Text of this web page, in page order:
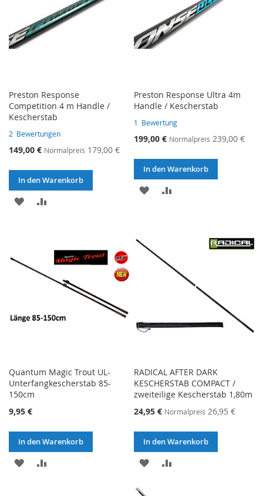
Preston Response
Competition 4 m Handle /
Kescherstab
2 Bewertungen
Sonderangebot
149,00 € Normalpreis 179,00 €
In den Warenkorb
ZUR
Preston Response Ultra 4m
Handle / Kescherstab
1 Bewertung
Sonderangebot
199,00 € Normalpreis 239,00 €
In den Warenkorb
ZUR
Quantum Magic Trout UL-
Unterfangkescherstab 85-
150cm
9,95 €
In den Warenkorb
ZUR
RADICAL AFTER DARK
KESCHERSTAB COMPACT /
zweiteilige Kescherstab 1,80m
Sonderangebot
24,95 € Normalpreis 26,95 €
In den Warenkorb
ZUR